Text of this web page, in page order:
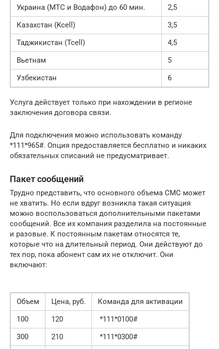
Украина (МТС и Водафон) до 60 мин.
2,5
Казахстан (Kcell)
3,5
Таджикистан (Tcell)
4,5
Вьетнам
5
Узбекистан
6
Услуга действует только при нахождении в регионе
заключения договора связи.
Для подключения можно использовать команду
*111*965#. Опция предоставляется бесплатно и никаких
обязательных списаний не предусматривает.
Пакет сообщений
Трудно представить, что основного объема СМС может
не хватить. Но если вдруг возникла такая ситуация
можно воспользоваться дополнительными пакетами
сообщений. Все их компания разделила на постоянные
и разовые. К постоянным пакетам относятся те,
которые что на длительный период. Они действуют до
тех пор, пока абонент сам их не отключит. Они
включают:
Объем Цена, руб.
Команда для активации
100
120
*111*0100#
300
210
*111*0300#